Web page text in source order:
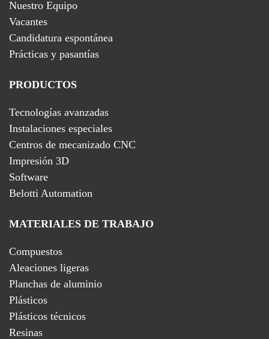
Nuestro Equipo
Vacantes
Candidatura espontánea
Prácticas y pasantías
PRODUCTOS
Tecnologías avanzadas
Instalaciones especiales
Centros de mecanizado CNC
Impresión 3D
Software
Belotti Automation
MATERIALES DE TRABAJO
Compuestos
Aleaciones ligeras
Planchas de aluminio
Plásticos
Plásticos técnicos
Resinas